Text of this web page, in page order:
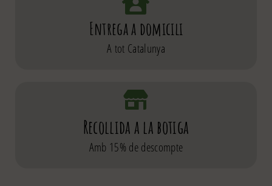
Entrega a domicili
A tot Catalunya
Recollida a la botiga
Amb 15% de descompte